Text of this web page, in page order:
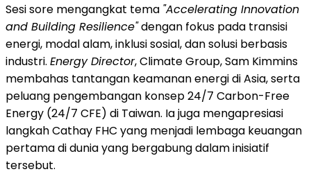
Sesi sore mengangkat tema "Accelerating Innovation
and Building Resilience"dengan fokus pada transisi
energi, modal alam, inklusi sosial, dan solusi berbasis
industri. Energy Director, Climate Group, Sam Kimmins
membahas tantangan keamanan energi di Asia, serta
peluang pengembangan konsep 24/7 Carbon-Free
Energy (24/7 CFE) di Taiwan. Ia juga mengapresiasi
langkah Cathay FHC yang menjadi lembaga keuangan
pertama di dunia yang bergabung dalam inisiatif
tersebut.